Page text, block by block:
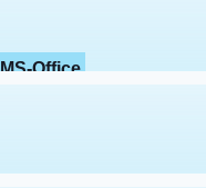
Office